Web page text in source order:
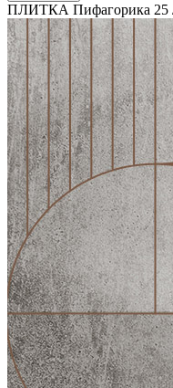
ПЛИТКА Пифагорика 25 /